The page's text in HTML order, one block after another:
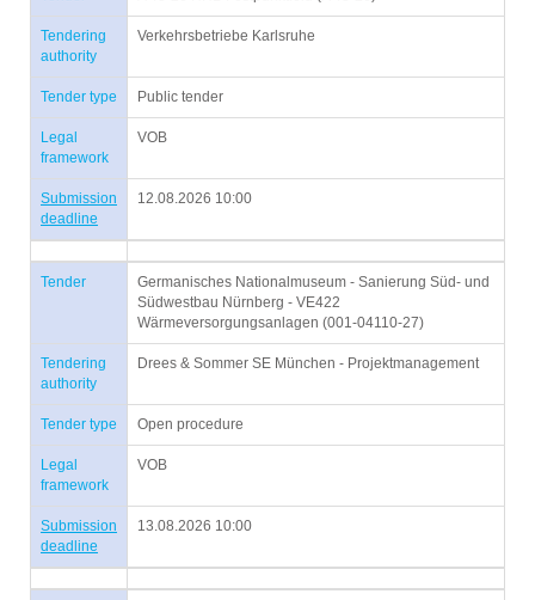
Tendering
authority
Verkehrsbetriebe Karlsruhe
Tender type Public tender
Legal
framework
VOB
Submission
deadline
12.08.2026 10:00
Tender
Germanisches Nationalmuseum - Sanierung Süd- und
Südwestbau Nürnberg - VE422
Wärmeversorgungsanlagen (001-04110-27)
Tendering
authority
Drees & Sommer SE München - Projektmanagement
Tender type Open procedure
Legal
framework
VOB
Submission
deadline
13.08.2026 10:00